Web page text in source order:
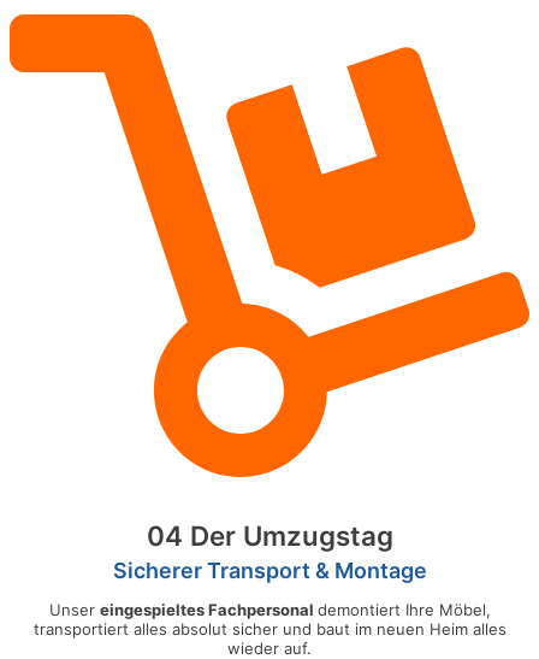
04 Der Umzugstag
Sicherer Transport & Montage
Unser eingespieltes Fachpersonal demontiert Ihre Möbel,
transportiert alles absolut sicher und baut im neuen Heim alles
wieder auf.